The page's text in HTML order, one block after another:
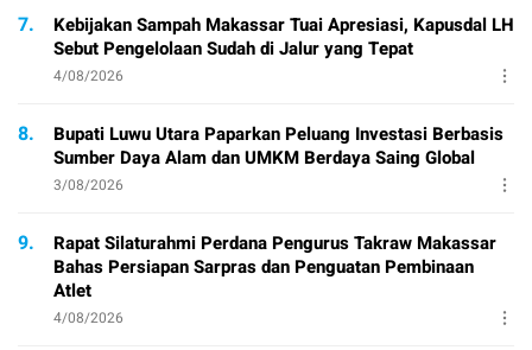
7.
Kebijakan Sampah Makassar Tuai Apresiasi, Kapusdal LH
Sebut Pengelolaan Sudah di Jalur yang Tepat
4/08/2026
8.
Bupati Luwu Utara Paparkan Peluang Investasi Berbasis
Sumber Daya Alam dan UMKM Berdaya Saing Global
3/08/2026
9.
Rapat Silaturahmi Perdana Pengurus Takraw Makassar
Bahas Persiapan Sarpras dan Penguatan Pembinaan
Atlet
4/08/2026